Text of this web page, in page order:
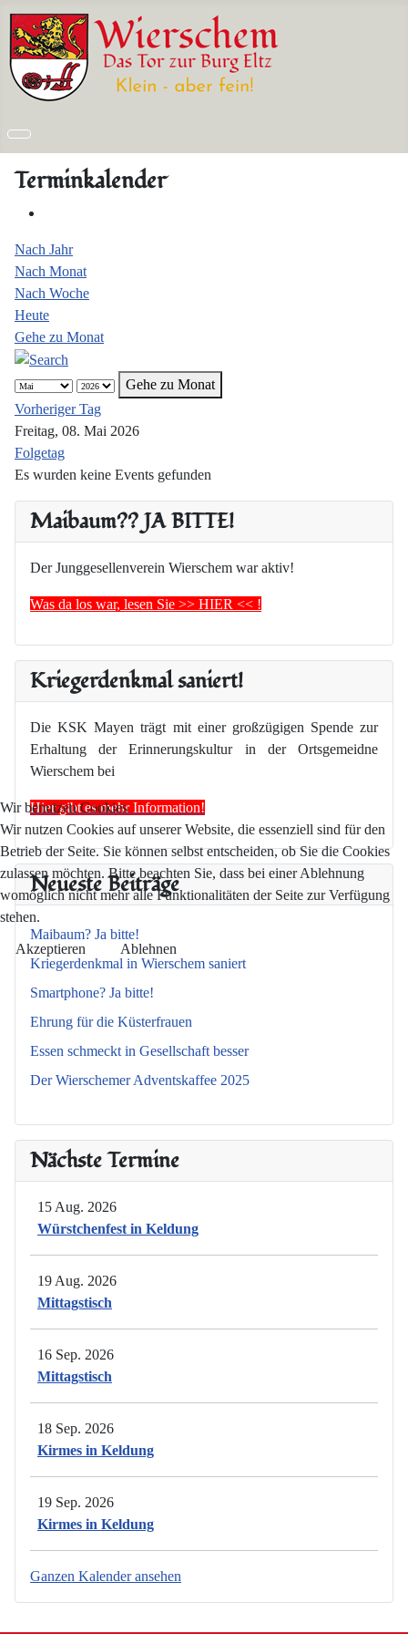
Maibaum?? JA BITTE!
Der Junggesellenverein Wierschem war aktiv!
Was da los war, lesen Sie >> HIER << !
Kriegerdenkmal saniert!
Die KSK Mayen trägt mit einer großzügigen Spende zur
Erhaltung der Erinnerungskultur in der Ortsgemeidne
Wierschem bei
Hier gibt es mehr Information!
Neueste Beiträge
Maibaum? Ja bitte!
Kriegerdenkmal in Wierschem saniert
Smartphone? Ja bitte!
Ehrung für die Küsterfrauen
Essen schmeckt in Gesellschaft besser
Der Wierschemer Adventskaffee 2025
Nächste Termine
15 Aug. 2026
Würstchenfest in Keldung
19 Aug. 2026
Mittagstisch
16 Sep. 2026
Mittagstisch
18 Sep. 2026
Kirmes in Keldung
19 Sep. 2026
Kirmes in Keldung
Ganzen Kalender ansehen
Terminkalender
Nach Jahr
Nach Monat
Nach Woche
Heute
Gehe zu Monat
Gehe zu Monat
Vorheriger Tag
Freitag, 08. Mai 2026
Folgetag
Es wurden keine Events gefunden
Wir benutzen Cookies
Wir nutzen Cookies auf unserer Website, die essenziell sind für den
Betrieb der Seite. Sie können selbst entscheiden, ob Sie die Cookies
zulassen möchten. Bitte beachten Sie, dass bei einer Ablehnung
womöglich nicht mehr alle Funktionalitäten der Seite zur Verfügung
stehen.
Akzeptieren Ablehnen